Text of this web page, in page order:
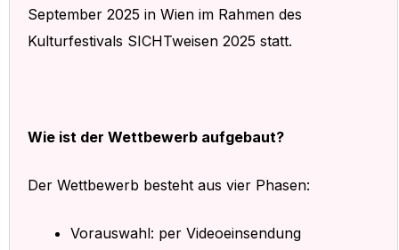
September 2025 in Wien im Rahmen des
Kulturfestivals SICHTweisen 2025 statt.
Wie ist der Wettbewerb aufgebaut?
Der Wettbewerb besteht aus vier Phasen:
Vorauswahl: per Videoeinsendung